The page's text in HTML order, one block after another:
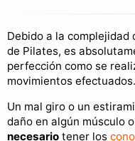
Debido a la
de Pilates, es
perfección como se
movimientos efectuados.
Un mal giro o un
daño en algún músculo
necesario tener los